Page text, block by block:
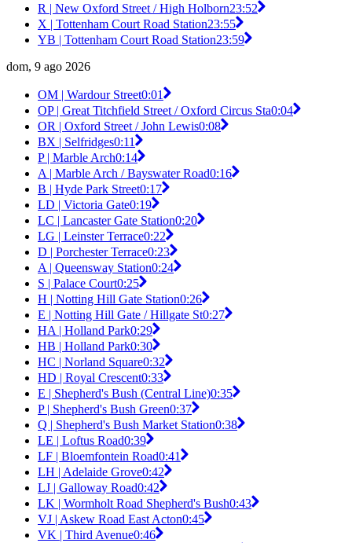
R | New Oxford Street / High Holborn23:52
X | Tottenham Court Road Station23:55
YB | Tottenham Court Road Station23:59
dom, 9 ago 2026
OM | Wardour Street0:01
OP | Great Titchfield Street / Oxford Circus Sta0:04
OR | Oxford Street / John Lewis0:08
BX | Selfridges0:11
P | Marble Arch0:14
A | Marble Arch / Bayswater Road0:16
B | Hyde Park Street0:17
LD | Victoria Gate0:19
LC | Lancaster Gate Station0:20
LG | Leinster Terrace0:22
D | Porchester Terrace0:23
A | Queensway Station0:24
S | Palace Court0:25
H | Notting Hill Gate Station0:26
E | Notting Hill Gate / Hillgate St0:27
HA | Holland Park0:29
HB | Holland Park0:30
HC | Norland Square0:32
HD | Royal Crescent0:33
E | Shepherd's Bush (Central Line)0:35
P | Shepherd's Bush Green0:37
Q | Shepherd's Bush Market Station0:38
LE | Loftus Road0:39
LF | Bloemfontein Road0:41
LH | Adelaide Grove0:42
LJ | Galloway Road0:42
LK | Wormholt Road Shepherd's Bush0:43
VJ | Askew Road East Acton0:45
VK | Third Avenue0:46